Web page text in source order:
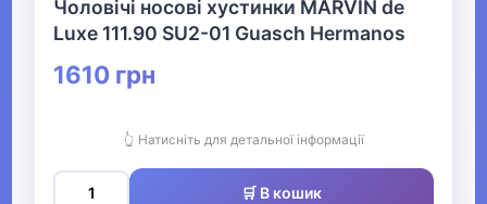
Сумки
▶
▶
Чоловічі носові хустинки MARVIN de
Luxe 111.90 SU2-01 Guasch Hermanos
1610 грн
👆 Натисніть для детальної інформації
🛒 В кошик